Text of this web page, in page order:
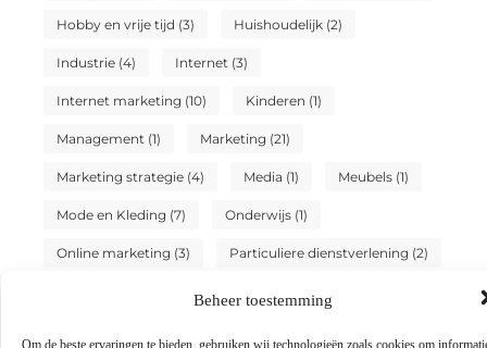
Beheer toestemming
Om de beste ervaringen te bieden, gebruiken wij technologieën zoals cookies om
Hobby en vrije tijd (3) Huishoudelijk(2)
Industrie(4) Internet (3)
Internet marketing (10) Kinderen (1)
Management (1) Marketing (21)
Marketing strategie(4) Media (1) Meubels(1)
Mode en Kleding (7) Onderwijs(1)
Online marketing (3) Particuliere dienstverlening (2)